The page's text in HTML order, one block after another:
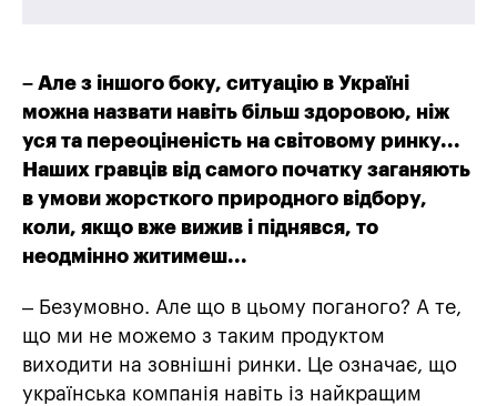
– Але з іншого боку, ситуацію в Україні
можна назвати навіть більш здоровою, ніж
уся та переоціненість на світовому ринку...
Наших гравців від самого початку заганяють
в умови жорсткого природного відбору,
коли, якщо вже вижив і піднявся, то
неодмінно житимеш...
– Безумовно. Але що в цьому поганого? А те,
що ми не можемо з таким продуктом
виходити на зовнішні ринки. Це означає, що
українська компанія навіть із найкращим